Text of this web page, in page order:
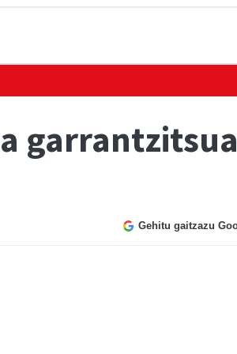
garrantzitsua
Gehitu gaitzazu